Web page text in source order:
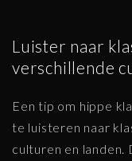
Luister naar
verschillende
Een tip om hippe
te luisteren naar
culturen en